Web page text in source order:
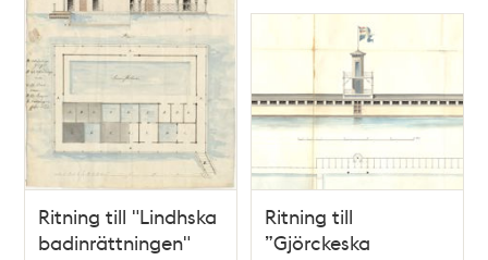
Ritning till "Lindhska
badinrättningen"
Ritning till
”Gjörckeska